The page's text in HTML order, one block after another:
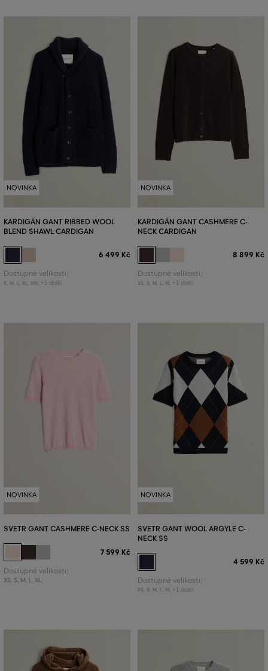
NOVINKA
KARDIGÁN GANT RIBBED WOOL
BLEND SHAWL CARDIGAN
6 499 Kč
Dostupné velikosti:
S, M L XL XXL +1 další
NOVINKA
KARDIGÁN GANT CASHMERE C-
NECK CARDIGAN
8 899 Kč
Dostupné velikosti:
XS, S, M L XL +1 další
NOVINKA
SVETR GANT CASHMERE C-NECK SS
7 599 Kč
Dostupné velikosti:
XS, S, M L XL
NOVINKA
SVETR GANT WOOL ARGYLE C-
NECK SS
4 599 Kč
Dostupné velikosti:
XS, S, M L, XL +1 další